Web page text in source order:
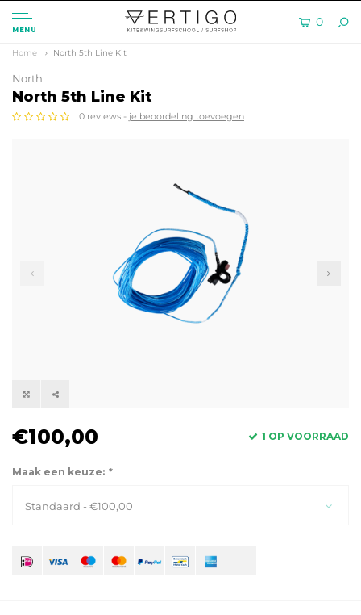
MENU
0
Home North 5th Line Kit
North
North 5th Line Kit
0 reviews - je beoordeling toevoegen
€100,00 1 OP VOORRAAD
Maak een keuze: *
Standaard - €100,00